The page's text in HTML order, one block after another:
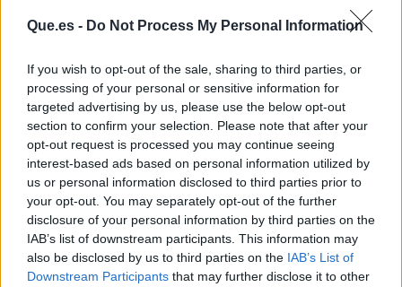
Que.es - Do Not Process My Personal Information
If you wish to opt-out of the sale, sharing to third parties, or
processing of your personal or sensitive information for
targeted advertising by us, please use the below opt-out
section to confirm your selection. Please note that after your
opt-out request is processed you may continue seeing
interest-based ads based on personal information utilized by
us or personal information disclosed to third parties prior to
your opt-out. You may separately opt-out of the further
disclosure of your personal information by third parties on the
IAB’s list of downstream participants. This information may
also be disclosed by us to third parties on the IAB’s List of
Downstream Participants that may further disclose it to other
Publicidad